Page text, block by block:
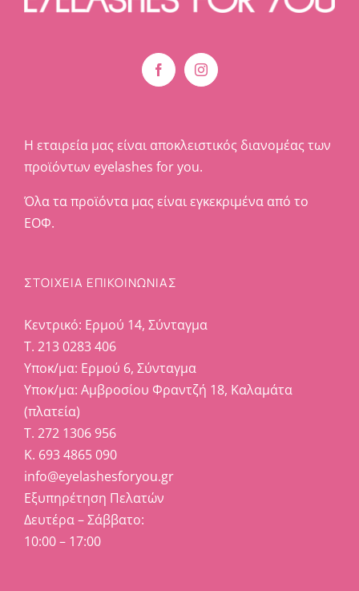
Η εταιρεία μας είναι αποκλειστικός διανομέας των
προϊόντων eyelashes for you.
Όλα τα προϊόντα μας είναι εγκεκριμένα από το
ΕΟΦ.
ΣΤΟΙΧΕΊΑ ΕΠΙΚΟΙΝΩΝΊΑΣ
Κεντρικό: Ερμού 14, Σύνταγμα
Τ. 213 0283 406
Υποκ/μα: Ερμού 6, Σύνταγμα
Υποκ/μα: Αμβροσίου Φραντζή 18, Καλαμάτα
(πλατεία)
Τ. 272 1306 956
Κ. 693 4865 090
info@eyelashesforyou.gr
Εξυπηρέτηση Πελατών
Δευτέρα – Σάββατο:
10:00 – 17:00